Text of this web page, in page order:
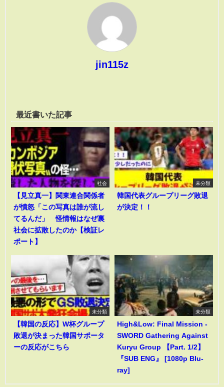
jin115z
最近書いた記事
社会
【見立真一】関東連合関係者
が憤怒「この写真は誰が流し
てるんだ」 怪情報はなぜ裏
社会に拡散したのか【検証レ
ポート】
未分類
韓国代表グループリーグ敗退
が決定！！
未分類
【韓国の反応】W杯グループ
敗退が決まった韓国サポータ
ーの反応がこちら
未分類
High&Low: Final Mission -
SWORD Gathering Against
Kuryu Group 【Part. 1/2】
『SUB ENG』 [1080p Blu-
ray]